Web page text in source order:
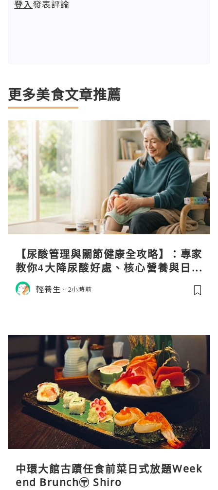
登入發表評論
更多美食文章推薦
【尿酸管理與關節健康全攻略】：專家
教你4大降尿酸好處、核心營養與日常
飲食調理秘訣
輕養生 2小時前
中環大館古蹟任食前菜日式放題Week
end Brunch〶 Shiro